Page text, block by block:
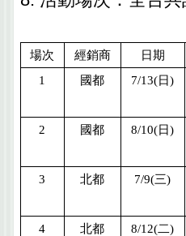
場次 經銷商 日期
1
國都 7/13(日)
2
國都 8/10(日)
3
北都 7/9(三)
4
北都 8/12(二)